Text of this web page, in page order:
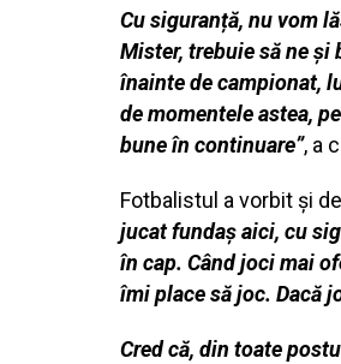
Cu siguranță, nu vom
Mister, trebuie să ne și
înainte de campionat,
de momentele astea,
bune în continuare”, a
Fotbalistul a vorbit și
jucat fundaș aici, cu
în cap. Când joci mai
îmi place să joc. Dacă
Cred că, din toate